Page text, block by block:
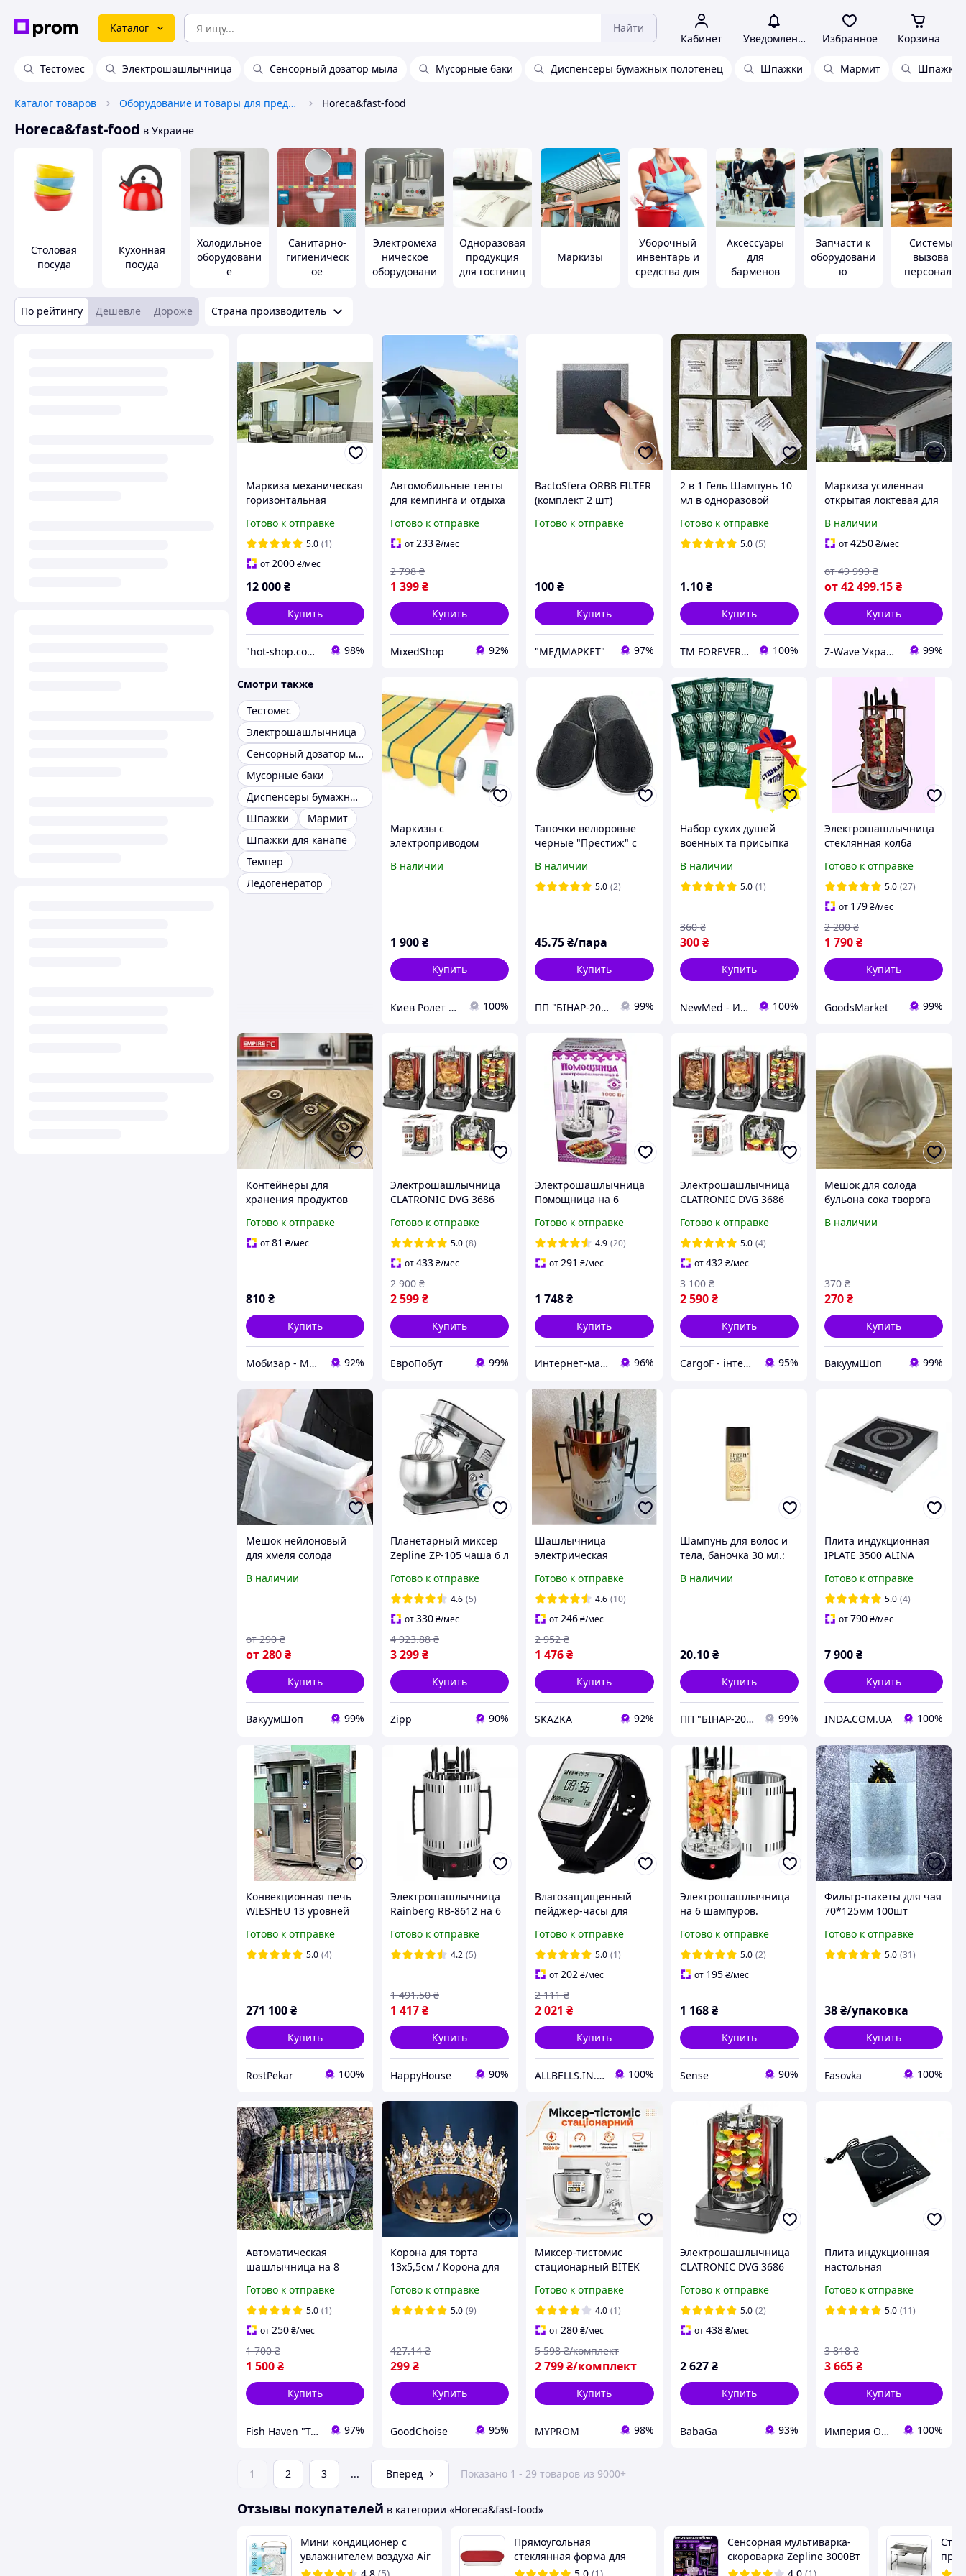
Каталог Найти
Кабинет Уведомления Избранное Корзина
Тестомес Электрошашлычница Сенсорный дозатор мыла Мусорные баки Диспенсеры бумажных полотенец Шпажки Мармит Шпажки
Каталог товаров Оборудование и товары для предоставления услуг Horeca&fast-food
Horeca&fast-food в Украине
Столовая
посуда
Кухонная
посуда
Холодильное
оборудовани
е
Санитарно-
гигиеническ
ое
Электромеха
ническое
оборудовани
Одноразовая
продукция
для гостиниц
Маркизы
Уборочный
инвентарь и
средства для
Аксессуары
для
барменов
Запчасти к
оборудовани
ю
Системы
вызова
персонала
По рейтингу Дешевле Дороже Страна производитель
Маркиза механическая
горизонтальная
Classic 300x250
бежевая
Готово к отправке
5.0 (1)
от2000₴/мес
12 000₴
Купить
"hot-shop.com.ua" - интернет-магазин товаров для кухни, спорта, дома и сада 98%
Автомобильные тенты
для кемпинга и отдыха
туристический навес
от солнца
Готово к отправке
от233₴/мес
1 399₴
2 798 ₴
Купить
MixedShop 92%
BactoSfera ORBB FILTER
(комплект 2 шт)
Готово к отправке
100₴
Купить
"МЕДМАРКЕТ" 97%
2 в 1 Гель Шампунь 10
мл в одноразовой
ящике.
Готово к отправке
5.0 (5)
1.10 ₴
Купить
ТМ FOREVER protection and comfort 100%
Маркиза усиленная
открытая локтевая для
площадок LIBERTY /
LIBERTY PLUS
В наличии
от4250₴/мес
от42 499.15₴
от 49 999 ₴
Купить
Z-Wave Украина 99%
Смотри также
Тестомес
Электрошашлычница
Сенсорный дозатор мыла
Мусорные баки
Диспенсеры бумажных полотенец
Шпажки
Мармит
Шпажки для канапе
Темпер
Ледогенератор
Маркизы с
электроприводом
В наличии
1 900₴
Купить
Киев Ролет Сервис 100%
Тапочки велюровые
черные "Престиж" с
см
В наличии
5.0 (2)
45.75₴/пара
Купить
ПП "БІНАР-2000" 99%
Набор сухих душей
военных та присыпка
Сушкарь Shower Pack
(10 шт.)
В наличии
5.0 (1)
300 ₴
360 ₴
Купить
NewMed - Интернет-магазин медицинских и ортопедических товаров 100%
Электрошашлычница
стеклянная колба
Готово к отправке
5.0 (27)
от 179₴/мес
1 790₴
2 200 ₴
Купить
GoodsMarket 99%
Контейнеры для
хранения продуктов
гастроемкостей с
вакуумной крышкой
Готово к отправке
от81 ₴/мес
810₴
Купить
Мобизар - Мобильный Заряд 92%
Электрошашлычница
CLATRONIC DVG 3686
Готово к отправке
5.0 (8)
от433₴/мес
2 599₴
2 900 ₴
Купить
ЕвроПобут 99%
Электрошашлычница
Помощница на 6
колба
Готово к отправке
4.9 (20)
от291 ₴/мес
1 748₴
Купить
Интернет-магазин электро-бытовых товаров "Восторг" 96%
Электрошашлычница
CLATRONIC DVG 3686
Готово к отправке
5.0 (4)
от432 ₴/мес
2 590 ₴
3 100 ₴
Купить
CargoF - інтернет-магазин побутової техніки та товарів для дому 95%
Мешок для солода
бульона сока творога
фильтрации ВСЕ
В наличии
270₴
370 ₴
Купить
ВакуумШоп 99%
Мешок нейлоновый
для хмеля солода
60х80 20х30 22х35
В наличии
от280₴
от 290 ₴
Купить
ВакуумШоп 99%
Планетарный миксер
Zepline ZP-105 чаша 6 л
Готово к отправке
4.6 (5)
от330₴/мес
3 299₴
4 923.88 ₴
Купить
Zipp 90%
Шашлычница
электрическая
автоматическое
вращение шампуров,
мощность 3200 Вт
Готово к отправке
4.6 (10)
от246₴/мес
1 476₴
2 952 ₴
Купить
SKAZKA 92%
Шампунь для волос и
тела, баночка 30 мл.:
В наличии
20.10 ₴
Купить
ПП "БІНАР-2000" 99%
Плита индукционная
IPLATE 3500 ALINA
полный аналог 32
Уровня! 24часа
3500Вт!!Собcтвенный
импорт!
Готово к отправке
5.0 (4)
от790₴/мес
7 900₴
Купить
INDA.COM.UA 100%
Конвекционная печь
WIESHEU 13 уровней
Готово к отправке
5.0 (4)
271 100₴
Купить
RostPekar 100%
Электрошашлычница
Rainberg RB-8612 на 6
HP227
Готово к отправке
4.2 (5)
1 417₴
1 491.50 ₴
Купить
HappyHouse 90%
Влагозащищенный
пейджер-часы для
персонала BELFIX-
P12BK
Готово к отправке
5.0 (1)
от202₴/мес
2 021 ₴
2 111 ₴
Купить
ALLBELLS.IN.UA 100%
Электрошашлычница
на 6 шампуров.
шашлыков 1000вт
SN27
Готово к отправке
5.0 (2)
от 195 ₴/мес
1 168 ₴
Купить
Sense 90%
Фильтр-пакеты для чая
70*125мм 100шт
Готово к отправке
5.0 (31)
38₴/упаковка
Купить
Fasovka 100%
Автоматическая
шашлычница на 8
комплекте
Готово к отправке
5.0 (1)
от250₴/мес
1 500₴
1 700 ₴
Купить
Fish Haven "Товари для туризму та активного відпочинку" 97%
Корона для торта
13х5,5см / Корона для
декора / Золотая
корона на торт /
Готово к отправке
5.0 (9)
299₴
427.14 ₴
Купить
GoodChoise 95%
Миксер-тистомис
стационарный BITEK
миксер с планетарным
вращением и
металлической чашей
4л Тестомес
настольный
Готово к отправке
4.0 (1)
от280₴/мес
2 799₴/комплект
5 598 ₴/комплект
Купить
MYPROM 98%
Электрошашлычница
CLATRONIC DVG 3686
(1400Вт, Германия)
Готово к отправке
5.0 (2)
от438 ₴/мес
2 627 ₴
Купить
BabaGa 93%
Плита индукционная
настольная
Vektor A 81H
(Безимпульсная)
Готово к отправке
5.0 (11)
3 665₴
3 818 ₴
Купить
Империя Оборудования 100%
1 2 3 ... Вперед Показано 1 - 29 товаров из 9000+
Отзывы покупателей в категории «Horeca&fast-food»
Мини кондиционер с
увлажнителем воздуха Air
Cooler fan
Прямоугольная
стеклянная форма для
духовки из жаропрочного
Сенсорная мультиварка-
скороварка Zepline 3000Вт
Йогуртница из